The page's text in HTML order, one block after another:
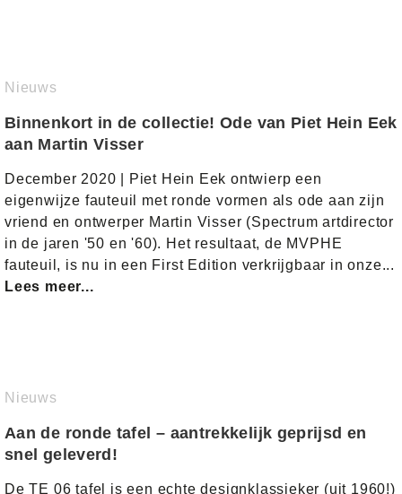
Nieuws
Binnenkort in de collectie! Ode van Piet Hein Eek
aan Martin Visser
December 2020 | Piet Hein Eek ontwierp een
eigenwijze fauteuil met ronde vormen als ode aan zijn
vriend en ontwerper Martin Visser (Spectrum artdirector
in de jaren '50 en '60). Het resultaat, de MVPHE
fauteuil, is nu in een First Edition verkrijgbaar in onze...
Lees meer...
Nieuws
Aan de ronde tafel – aantrekkelijk geprijsd en
snel geleverd!
De TE 06 tafel is een echte designklassieker (uit 1960!)